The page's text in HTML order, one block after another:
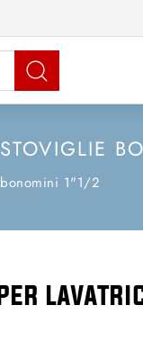
filtri disponibili.
1"1/2
per